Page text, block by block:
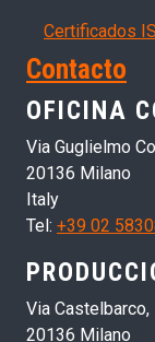
Certificados
Contacto
OFICINA
Via Guglielmo
20136 Milano
Italy
Tel: +39 02
Via Castelbarco,
20136 Milano